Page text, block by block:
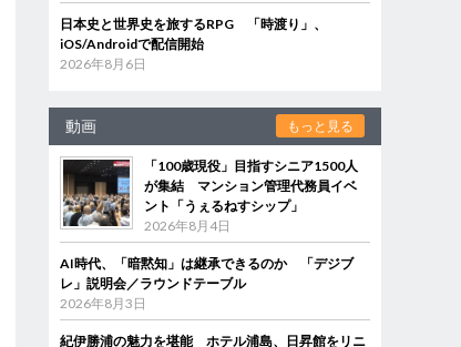
日本史と世界史を旅するRPG 「時渡り」、
iOS/Androidで配信開始
2026年8月6日
動画 もっと見る
「100歳現役」目指すシニア1500人
が集結 マンション管理代務員イベ
ント「うぇるねすシップ」
2026年8月4日
AI時代、「暗黙知」は継承できるのか 「デジブ
レ」説明会／ラウンドテーブル
2026年8月3日
紀伊勝浦の魅力を堪能 ホテル浦島、日昇館をリニ